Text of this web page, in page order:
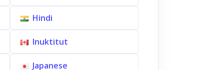
Hindi
Inuktitut
Japanese